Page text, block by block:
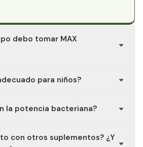
debo tomar MAX
para niños?
la potencia bacteriana?
conservarse y almacenarse
con otros suplementos? ¿Y